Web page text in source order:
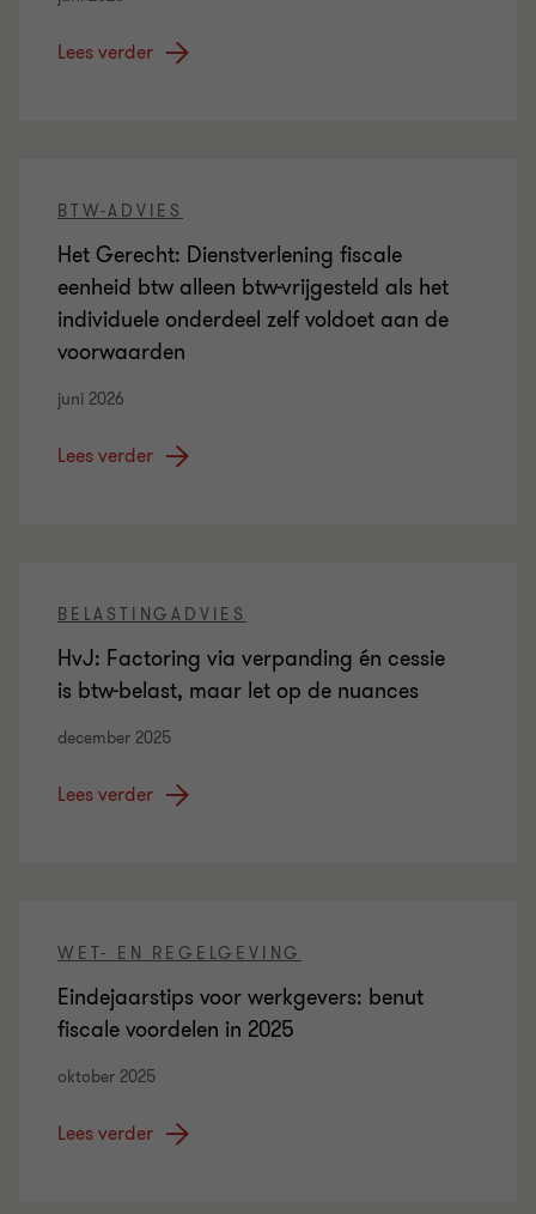
Lees verder
BTW-ADVIES
Het Gerecht: Dienstverlening fiscale
eenheid btw alleen btw-vrijgesteld als het
individuele onderdeel zelf voldoet aan de
voorwaarden
juni 2026
Lees verder
BELASTINGADVIES
HvJ: Factoring via verpanding én cessie
is btw-belast, maar let op de nuances
december 2025
Lees verder
WET- EN REGELGEVING
Eindejaarstips voor werkgevers: benut
fiscale voordelen in 2025
oktober 2025
Lees verder